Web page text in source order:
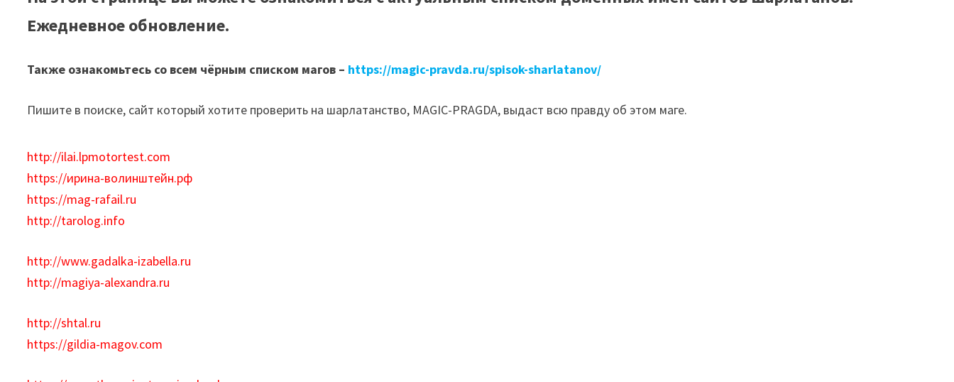
Ежедневное обновление.
Также ознакомьтесь со всем чёрным списком магов – https://magic-pravda.ru/spisok-sharlatanov/
Пишите в поиске, сайт который хотите проверить на шарлатанство, MAGIC-PRAGDA, выдаст всю правду об этом маге.
http://ilai.lpmotortest.com
https://ирина-волинштейн.рф
https://mag-rafail.ru
http://tarolog.info
http://www.gadalka-izabella.ru
http://magiya-alexandra.ru
http://shtal.ru
https://gildia-magov.com